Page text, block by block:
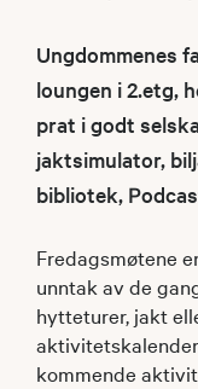
Ungdommenes
loungen i 2.etg,
prat i godt
jaktsimulator,
bibliotek,
Fredagsmøtene
unntak av de
hytteturer, jakt
kommende